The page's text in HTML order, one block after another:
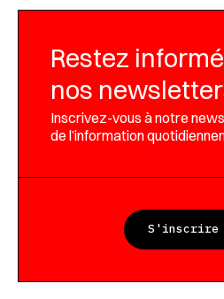
Restez
nos
Inscrivez-vous à notre
de l’information
S'inscrire